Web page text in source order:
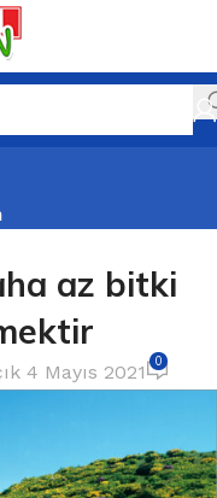
az bitki
4 Mayıs 2021 0